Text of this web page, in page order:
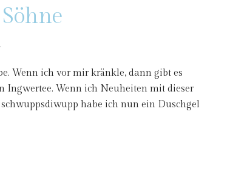
Wenn ich vor mir kränkle, dann gibt es
Ingwertee. Wenn ich Neuheiten mit dieser
habe ich nun ein Duschgel